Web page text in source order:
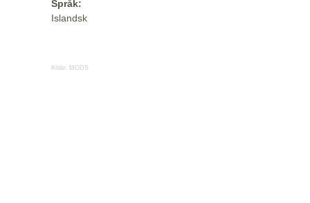
Språk:
Islandsk
Kilde: MODS